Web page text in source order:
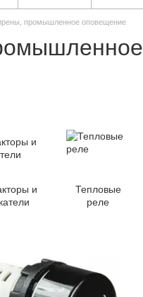
промышленное оповещение
и
Тепловые
реле